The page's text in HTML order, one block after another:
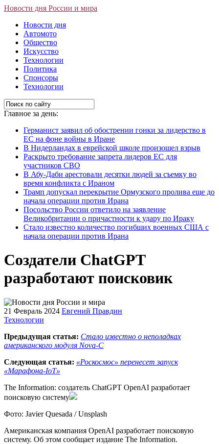
Новости дня России и мира
Новости дня
Автомото
Общество
Искусство
Технологии
Политика
Спонсоры
Технологии
Главное за день:
Германист заявил об обострении гонки за лидерство в
ЕС на фоне войны в Иране
В Нидерландах в еврейской школе произошел взрыв
Раскрыто требование запрета лидеров ЕС для
участников СВО
В Абу-Даби арестовали десятки людей за съемку во
время конфликта с Ираном
Трамп допускал перекрытие Ормузского пролива еще до
начала операции против Ирана
Посольство России ответило на заявление
Великобритании о причастности к удару по Ираку
Стало известно количество погибших военных США с
начала операции против Ирана
Создатели ChatGPT
разработают поисковик
21 Февраль 2024 Евгений Правдин
Технологии
Предыдущая статья: Стало известно о неполадках
американского модуля Nova-C
Следующая статья: «Роскосмос» перенесет запуск
«Марафона-IoT»
The Information: создатель ChatGPT OpenAI разработает
поисковую систему
Фото: Javier Quesada / Unsplash
Американская компания OpenAI разработает поисковую
систему. Об этом сообщает издание The Information.